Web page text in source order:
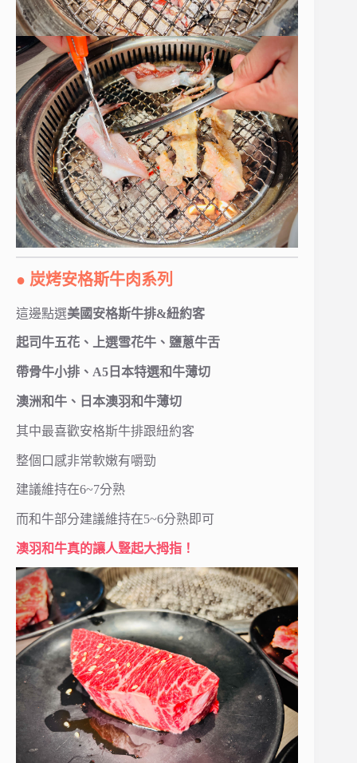
● 炭烤安格斯牛肉系列
這邊點選美國安格斯牛排&紐約客
起司牛五花、上選雪花牛、鹽蔥牛舌
帶骨牛小排、A5日本特選和牛薄切
澳洲和牛、日本澳羽和牛薄切
其中最喜歡安格斯牛排跟紐約客
整個口感非常軟嫩有嚼勁
建議維持在6~7分熟
而和牛部分建議維持在5~6分熟即可
澳羽和牛真的讓人豎起大拇指！